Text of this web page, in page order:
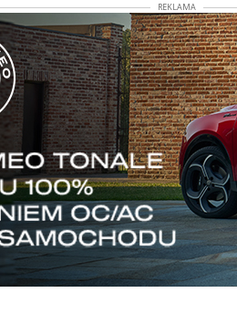
REKLAMA